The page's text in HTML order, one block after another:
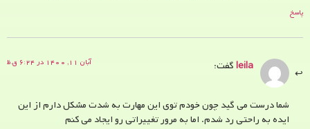
پاسخ
leilaگفت: آبان ۱۱, ۱۴۰۰ در ۶:۲۴ ق.ظ
شما درست می گید چون خودم توی این مهارت به شدت مشکل دارم از این
ایده به راحتی رد شدم. اما به مرور تغییراتی رو ایجاد می کنم